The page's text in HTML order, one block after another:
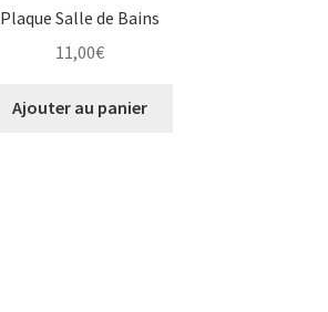
Plaque Salle de Bains
11,00€
Ajouter au panier